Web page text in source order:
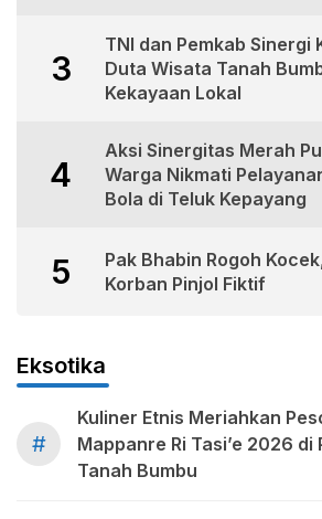
3
TNI dan Pemkab Sinergi
Duta Wisata Tanah
Kekayaan Lokal
4
Aksi Sinergitas Merah
Warga Nikmati
Bola di Teluk Kepayang
5
Pak Bhabin Rogoh
Korban Pinjol Fiktif
Eksotika
#
Kuliner Etnis Meriahkan
Mappanre Ri Tasi’e 2026 di
Tanah Bumbu